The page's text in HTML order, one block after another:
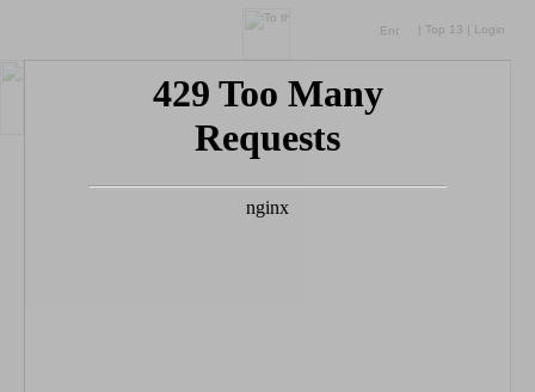
| Top 13 | Login